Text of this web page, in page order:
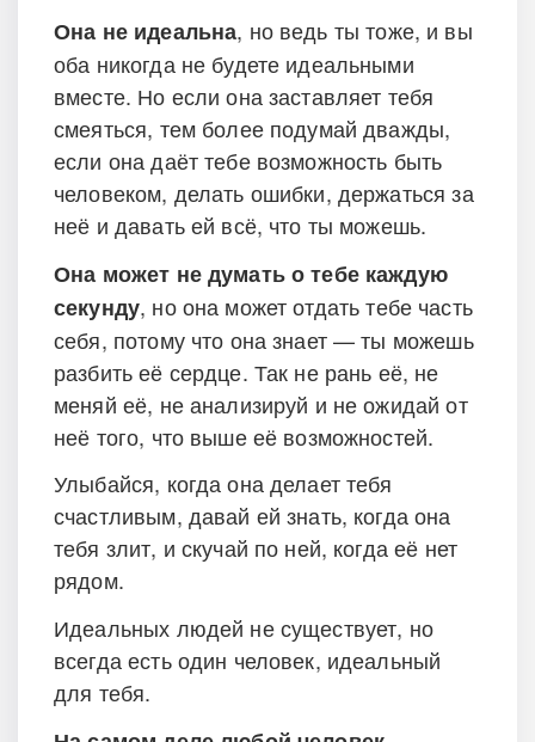
Она не идеальна, но ведь ты тоже, и вы
оба никогда не будете идеальными
вместе. Но если она заставляет тебя
смеяться, тем более подумай дважды,
если она даёт тебе возможность быть
человеком, делать ошибки, держаться за
неё и давать ей всё, что ты можешь.
Она может не думать о тебе каждую
секунду, но она может отдать тебе часть
себя, потому что она знает — ты можешь
разбить её сердце. Так не рань её, не
меняй её, не анализируй и не ожидай от
неё того, что выше её возможностей.
Улыбайся, когда она делает тебя
счастливым, давай ей знать, когда она
тебя злит, и скучай по ней, когда её нет
рядом.
Идеальных людей не существует, но
всегда есть один человек, идеальный
для тебя.